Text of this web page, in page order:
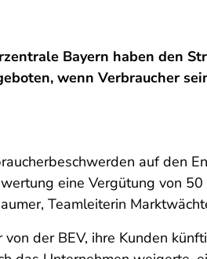
Bayern haben den
wenn Verbraucher
auf den
eine Vergütung von
Teamleiterin
der BEV, ihre Kunden